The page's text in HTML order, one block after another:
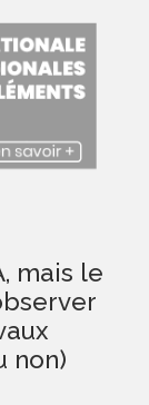
mais le
non)